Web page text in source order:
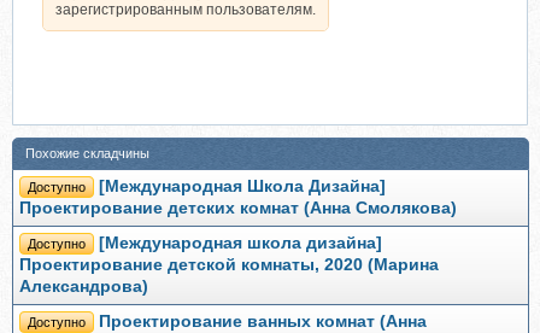
зарегистрированным пользователям.
Похожие складчины
Доступно
[Международная Школа Дизайна]
Проектирование детских комнат (Анна Смолякова)
Доступно
[Международная школа дизайна]
Проектирование детской комнаты, 2020 (Марина
Александрова)
Доступно
Проектирование ванных комнат (Анна